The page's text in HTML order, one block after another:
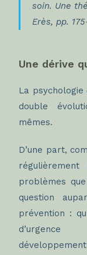
soin. Une
Erès, pp.
Une dérive
La psychologie
double
mêmes.
D’une part,
problèmes
question
prévention :
d’urgence